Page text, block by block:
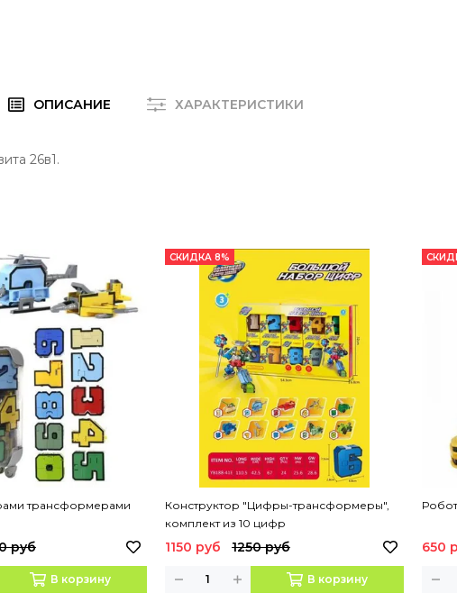
ОПИСАНИЕ ХАРАКТЕРИСТИКИ
26в1.
трансформерами
руб
В корзину
СКИДКА 8%
Конструктор "Цифры-трансформеры",
комплект из 10 цифр
1150 руб 1250 руб
В корзину
650